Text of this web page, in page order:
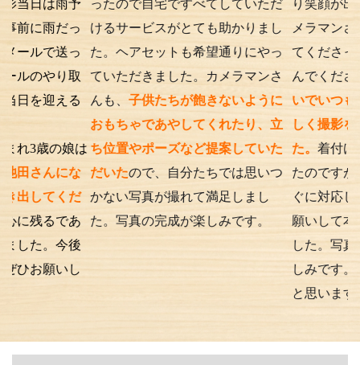
雨予
だっ
送っ
り取
る
娘は
な
くだ
であ
今後
いし
ったので自宅ですべてしていただ
けるサービスがとても助かりまし
た。ヘアセットも希望通りにやっ
ていただきました。カメラマンさ
んも、子供たちが飽きないように
おもちゃであやしてくれたり、立
ち位置やポーズなど提案していた
だいたので、自分たちでは思いつ
かない写真が撮れて満足しまし
た。写真の完成が楽しみです。
り笑顔が出ない子供
メラマンさんが根気
てくださったり落ち
んでくださったり、
いでいつもの笑顔が
しく撮影を行うこと
た。着付けとアテン
たのですが、撮影時
ぐに対応してくだ
願いして本当に良か
した。写真の仕上
しみです。また次
と思います。